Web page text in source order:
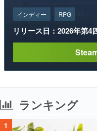
インディー RPG
リリース日：2026年第4
ランキング
1